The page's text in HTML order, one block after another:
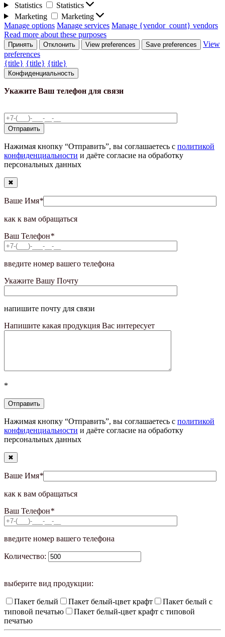
Statistics
Statistics
Marketing
Marketing
Manage options Manage services Manage {vendor_count} vendors
Read more about these purposes
Принять Отклонить View preferences Save preferences
View
preferences
{title} {title} {title}
Конфиденциальность
Укажите Ваш телефон для связи
Нажимая кнопку “Отправить”, вы соглашаетесь с политикой
конфиденциальности и даёте согласие на обработку
персональных данных
✖
Ваше Имя*
как к вам обращаться
Ваш Телефон*
введите номер вашего телефона
Укажите Вашу Почту
напишите почту для связи
Напишите какая продукция Вас интересует
*
Нажимая кнопку “Отправить”, вы соглашаетесь с политикой
конфиденциальности и даёте согласие на обработку
персональных данных
✖
Ваше Имя*
как к вам обращаться
Ваш Телефон*
введите номер вашего телефона
Количество:
выберите вид продукции:
Пакет белый Пакет белый-цвет крафт
Пакет белый с
типовой печатью
Пакет белый-цвет крафт с типовой
печатью